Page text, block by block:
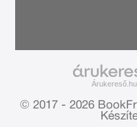
Árukereső.hu
© 2017 - 2026